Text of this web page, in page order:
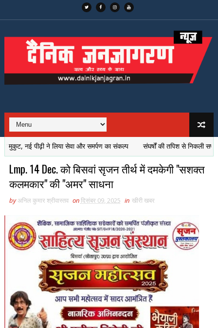
पीढ़ी ने लिया सेवा और समर्पण का संकल्प संघर्षों की तपिश से निकली सफलता की
Lmp. 14 Dec. को बिसवां सृजन तीर्थ में दमकेगी "सशक्त
कलमकार" की "अमर" साधना
byअनिल कुमार श्रीवास्तव onदिसंबर 09, 2025 in खीरी खबर